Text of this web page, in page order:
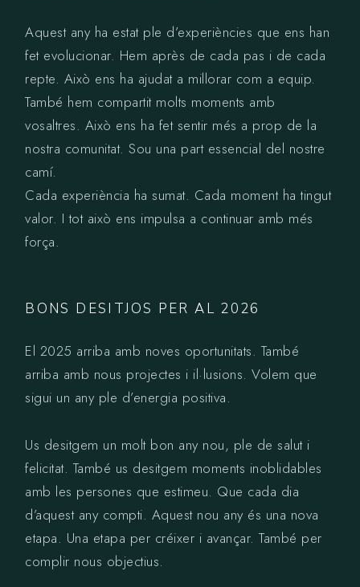
Aquest any ha estat ple d’experiències que ens han
fet evolucionar. Hem après de cada pas i de cada
repte. Això ens ha ajudat a millorar com a equip.
També hem compartit molts moments amb
vosaltres. Això ens ha fet sentir més a prop de la
nostra comunitat. Sou una part essencial del nostre
camí.
Cada experiència ha sumat. Cada moment ha tingut
valor. I tot això ens impulsa a continuar amb més
força.
BONS DESITJOS PER AL 2026
El 2025 arriba amb noves oportunitats. També
arriba amb nous projectes i il·lusions. Volem que
sigui un any ple d’energia positiva.
Us desitgem un molt bon any nou, ple de salut i
felicitat. També us desitgem moments inoblidables
amb les persones que estimeu. Que cada dia
d’aquest any compti. Aquest nou any és una nova
etapa. Una etapa per créixer i avançar. També per
complir nous objectius.